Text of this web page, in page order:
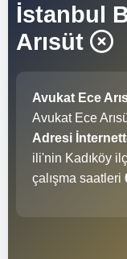
İstanbul
Arısüt
Avukat Ece
Avukat Ece
Adresi
ili'nin Kadıköy
çalışma saatleri